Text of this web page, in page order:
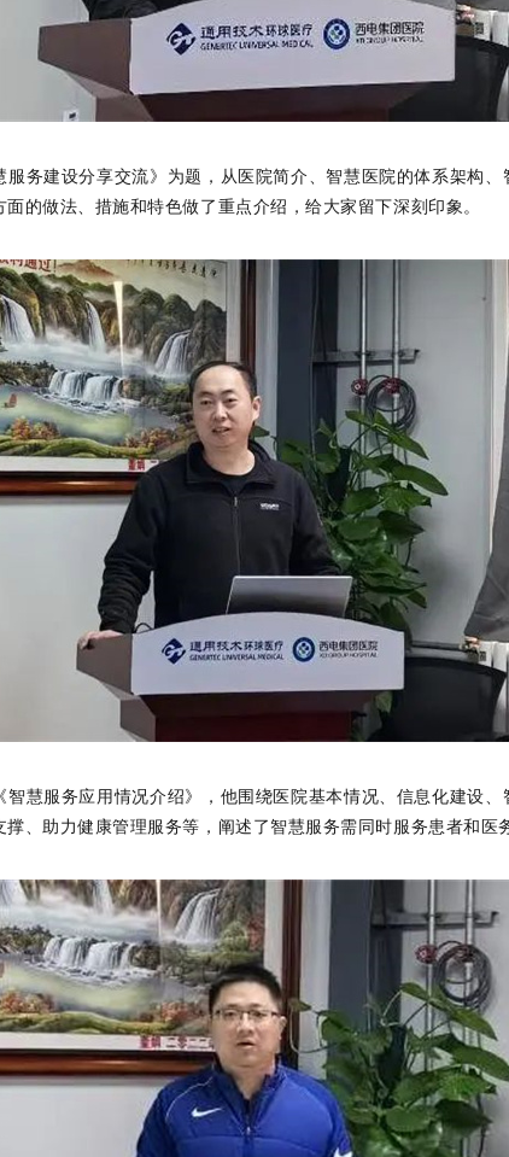
务建设分享交流》为题，从医院简介、智慧医院的体系架构
的做法、措施和特色做了重点介绍，给大家留下深刻印象。
慧服务应用情况介绍》，他围绕医院基本情况、信息化建设
、助力健康管理服务等，阐述了智慧服务需同时服务患者和医